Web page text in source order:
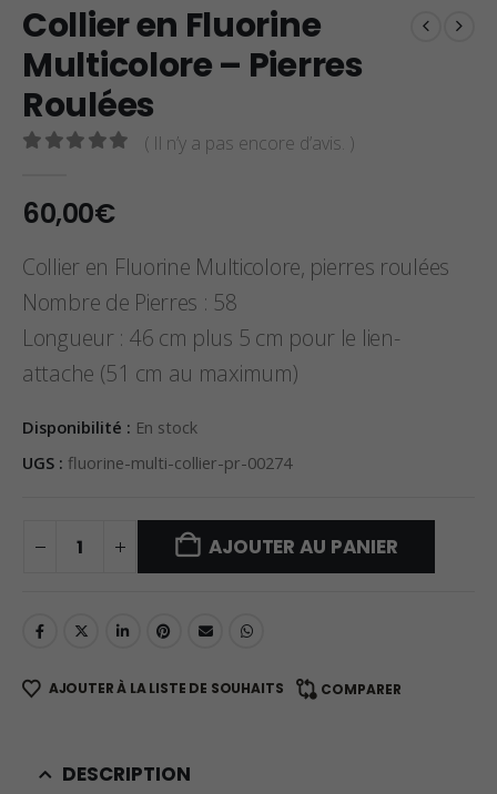
Collier en Fluorine
Multicolore – Pierres
Roulées
( Il n’y a pas encore d’avis. )
60,00€
Collier en Fluorine Multicolore, pierres roulées
Nombre de Pierres : 58
Longueur : 46 cm plus 5 cm pour le lien-
attache (51 cm au maximum)
Disponibilité : En stock
UGS : fluorine-multi-collier-pr-00274
AJOUTER AU PANIER
AJOUTER À LA LISTE DE SOUHAITS COMPARER
DESCRIPTION